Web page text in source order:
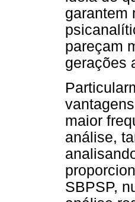
garantem
pareçam
gerações
maior
análise,
SBPSP,